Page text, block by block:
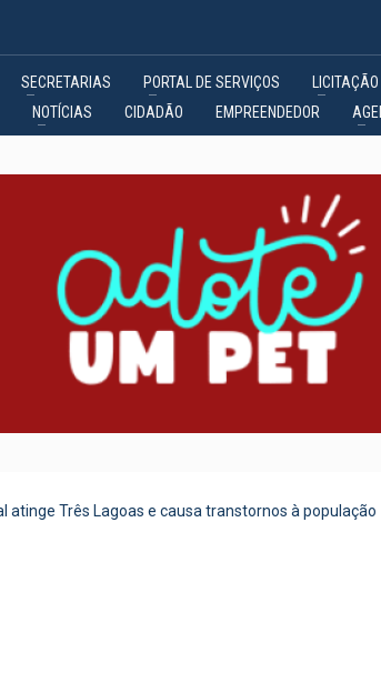
SECRETARIAS PORTAL DE SERVIÇOS LICITAÇÃO
NOTÍCIAS CIDADÃO EMPREENDEDOR
atinge Três Lagoas e causa transtornos à população